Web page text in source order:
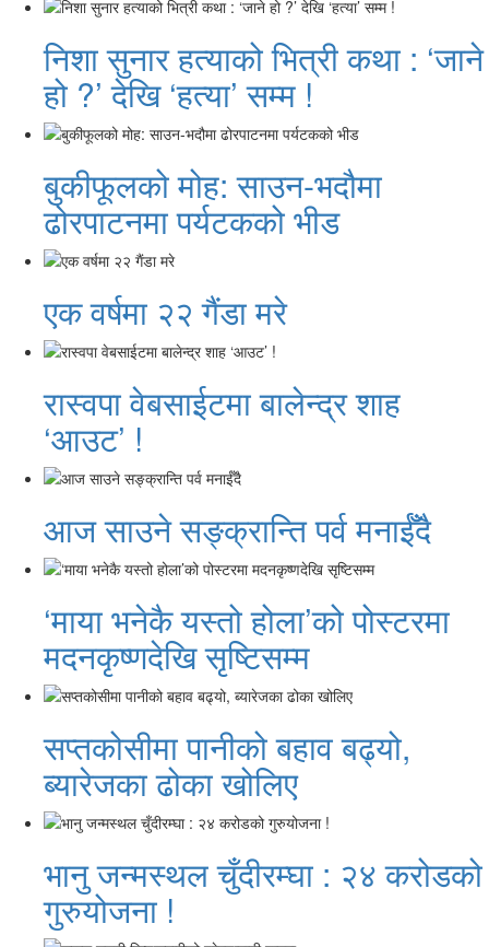
निशा सुनार हत्याको भित्री कथा : ‘जाने
हो ?’ देखि ‘हत्या’ सम्म !
बुकीफूलको मोह: साउन-भदौमा
ढोरपाटनमा पर्यटकको भीड
एक वर्षमा २२ गैंडा मरे
रास्वपा वेबसाईटमा बालेन्द्र शाह
‘आउट’ !
आज साउने सङ्क्रान्ति पर्व मनाईँदै
‘माया भनेकै यस्तो होला’को पोस्टरमा
मदनकृष्णदेखि सृष्टिसम्म
सप्तकोसीमा पानीको बहाव बढ्यो,
ब्यारेजका ढोका खोलिए
भानु जन्मस्थल चुँदीरम्घा : २४ करोडको
गुरुयोजना !